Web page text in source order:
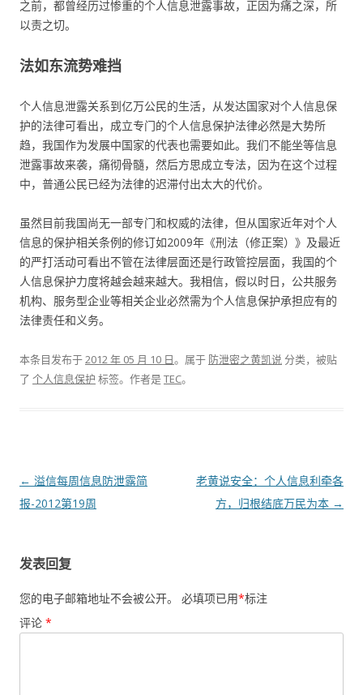
之前，都曾经历过惨重的个人信息泄露事故，正因为痛之深，所
以责之切。
法如东流势难挡
个人信息泄露关系到亿万公民的生活，从发达国家对个人信息保
护的法律可看出，成立专门的个人信息保护法律必然是大势所
趋，我国作为发展中国家的代表也需要如此。我们不能坐等信息
泄露事故来袭，痛彻骨髓，然后方思成立专法，因为在这个过程
中，普通公民已经为法律的迟滞付出太大的代价。
虽然目前我国尚无一部专门和权威的法律，但从国家近年对个人
信息的保护相关条例的修订如2009年《刑法（修正案）》及最近
的严打活动可看出不管在法律层面还是行政管控层面，我国的个
人信息保护力度将越会越来越大。我相信，假以时日，公共服务
机构、服务型企业等相关企业必然需为个人信息保护承担应有的
法律责任和义务。
本条目发布于2012 年 05 月 10 日。属于 防泄密之黄凯说分类，被贴
了 个人信息保护 标签。 作者是TEC。
文章导航
← 溢信每周信息防泄露简
报-2012第19周
老黄说安全：个人信息利牵各
方，归根结底万民为本 →
发表回复
您的电子邮箱地址不会被公开。 必填项已用*标注
评论 *